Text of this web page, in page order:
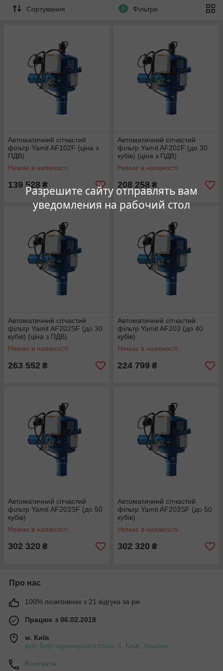
Разрешите сайту отправлять вам
уведомления на рабочий стол
Сортування 0 Фільтри
Автоматичний сітчастий
фільтр Yamit AF102F (ціна з
ПДВ)
Немає в наявності
139 528 ₴
Автоматичний сітчастий
фільтр Yamit AF202F (до 30
кубів) (ціна з ПДВ)
Немає в наявності
208 258 ₴
Автоматичний сітчастий
фільтр Yamit AF202SF (до 30
кубів) (ціна з ПДВ)
Немає в наявності
263 552 ₴
Автоматичний сітчастий
фільтр Yamit AF203 (до 40
кубів)
Немає в наявності
224 799 ₴
Автоматичний сітчастий
фільтр Yamit AF203SF (до 50
кубів)
Немає в наявності
302 320 ₴
Автоматичний сітчастий
фільтр Yamit AF203SF (до 50
кубів)
Немає в наявності
302 320 ₴
Про нас
100% позитивних з 21 відгука за рік
Працює з 06.02.2018
м. Київ
вул. Круглоуніверситетська, 4, Київ, Україна
Контакти